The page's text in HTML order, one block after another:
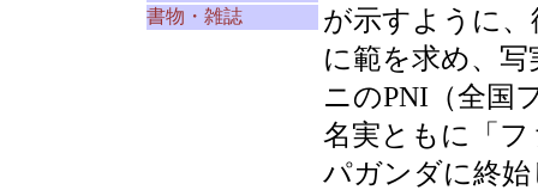
書物・雑誌
が示すように
に範を求め、
ニのPNI（全国
名実ともに「
パガンダに終